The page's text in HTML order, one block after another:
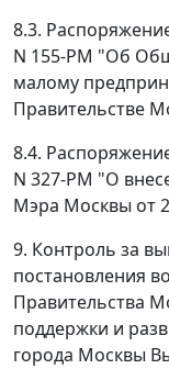
8.3.
N 155-РМ "Об
малому
Правительстве
8.4.
N 327-РМ "О
Мэра Москвы от
9. Контроль за
постановления
Правительства
поддержки и
города Москвы